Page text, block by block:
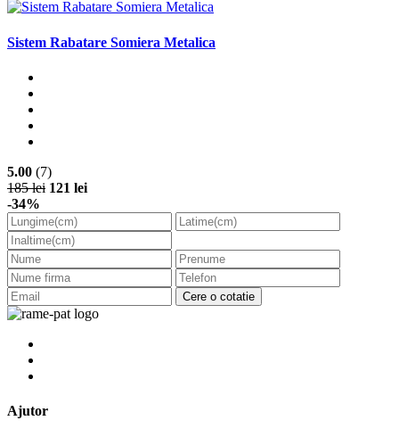
Sistem Rabatare Somiera Metalica
5.00 (7)
185 lei 121 lei
-34%
Cere o cotatie
Ajutor